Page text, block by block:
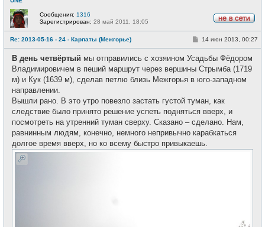
е
в
с
Сообщения: 1316
Зарегистрирован: 28 май 2011, 18:05
Re: 2013-05-16 - 24 - Карпаты (Межгорье)
С
б
щ
н
14 июн 2013, 00:27
В день четвёртый мы отправились с хозяином Усадьбы Фёдором
Владимировичем в пеший маршрут через вершины Стрымба (1719
м) и Кук (1639 м), сделав петлю близь Межгорья в юго-западном
направлении.
Вышли рано. В это утро повезло застать густой туман, как
следствие было принято решение успеть подняться вверх, и
посмотреть на утренний туман сверху. Сказано – сделано. Нам,
равнинным людям, конечно, немного непривычно карабкаться
долгое время вверх, но ко всему быстро привыкаешь.